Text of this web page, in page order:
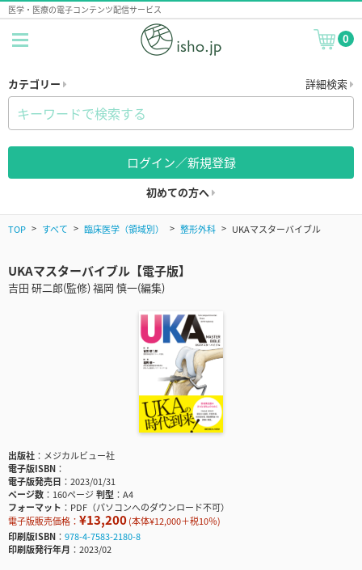
医学・医療の電子コンテンツ配信サービス
0
カテゴリー 詳細検索
ログイン／新規登録
初めての方へ
TOP すべて 臨床医学（領域別） 整形外科 UKAマスターバイブル
UKAマスターバイブル【電子版】
吉田 研二郎(監修) 福岡 慎一(編集)
出版社
メジカルビュー社
電子版ISBN
電子版発売日
2023/01/31
ページ数
160ページ判型
A4
フォーマット
PDF（パソコンへのダウンロード不可）
電子版販売価格： ¥13,200(本体¥12,000＋税10％)
印刷版ISBN
978-4-7583-2180-8
印刷版発行年月
2023/02